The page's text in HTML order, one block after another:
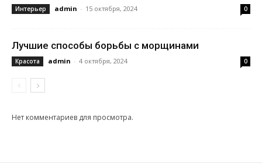
Интерьер admin - 15 октября, 2024 0
Лучшие способы борьбы с морщинами
Красота admin - 4 октября, 2024 0
Нет комментариев для просмотра.